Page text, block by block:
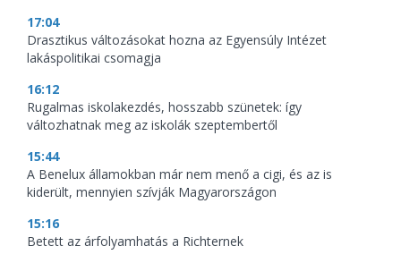
17:04
Drasztikus változásokat hozna az Egyensúly Intézet
lakáspolitikai csomagja
16:12
Rugalmas iskolakezdés, hosszabb szünetek: így
változhatnak meg az iskolák szeptembertől
15:44
A Benelux államokban már nem menő a cigi, és az is
kiderült, mennyien szívják Magyarországon
15:16
Betett az árfolyamhatás a Richternek